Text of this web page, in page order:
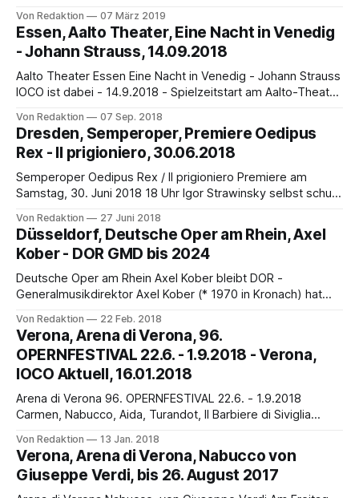
Opernhaus Als gemeinsame Produktion von Oper und Tanz
feiert am Donnerstag, 14. März um 19.30 Uhr im Opernhaus
der Abend »Sanssouci« Premiere. Er
Von Redaktion 07 März 2019
Essen, Aalto Theater, Eine Nacht in Venedig
- Johann Strauss, 14.09.2018
Aalto Theater Essen Eine Nacht in Venedig - Johann Strauss
IOCO ist dabei - 14.9.2018 - Spielzeitstart am Aalto-Theater
sorgte am Aalto-Musiktheater für ein heiteres Ende der
zurückliegenden Spielzeit. Ebenso humorvoll geht es nun
weiter, wenn die unterhaltsame Operette auch
Von Redaktion 07 Sep. 2018
Dresden, Semperoper, Premiere Oedipus
Rex - Il prigioniero, 30.06.2018
Semperoper Oedipus Rex / Il prigioniero Premiere am
Samstag, 30. Juni 2018 18 Uhr Igor Strawinsky selbst schuf
das Libretto nach der Tragödie Oidipus tyrannos des
Sophokles, einem der überlieferten Hauptwerke der antiken
Literatur. In dem Opern-Oratorium in zwei Akten verbinden
sich mit
Von Redaktion 27 Juni 2018
Düsseldorf, Deutsche Oper am Rhein, Axel
Kober - DOR GMD bis 2024
Deutsche Oper am Rhein Axel Kober bleibt DOR -
Generalmusikdirektor Axel Kober (* 1970 in Kronach) hat
Oper am Rhein bis zum Sommer 2024 um weitere fünf
Jahre verlängert. Im Leitungsteam von Generalintendant
Christoph Meyer setzt er seine erfolgreiche Arbeit mit den
Düsseldorfer Symphonikern, den Duisburger
Von Redaktion 22 Feb. 2018
Verona, Arena di Verona, 96.
OPERNFESTIVAL 22.6. - 1.9.2018 - Verona,
IOCO Aktuell, 16.01.2018
Arena di Verona 96. OPERNFESTIVAL 22.6. - 1.9.2018
Carmen, Nabucco, Aida, Turandot, Il Barbiere di Siviglia
Verona lädt wieder ein: Zum 96. Opernfestival vom 22. Juni
bis 1. September 2018. An 47 Abenden werden dort in der
"Tradition
Von Redaktion 13 Jan. 2018
Verona, Arena di Verona, Nabucco von
Giuseppe Verdi, bis 26. August 2017